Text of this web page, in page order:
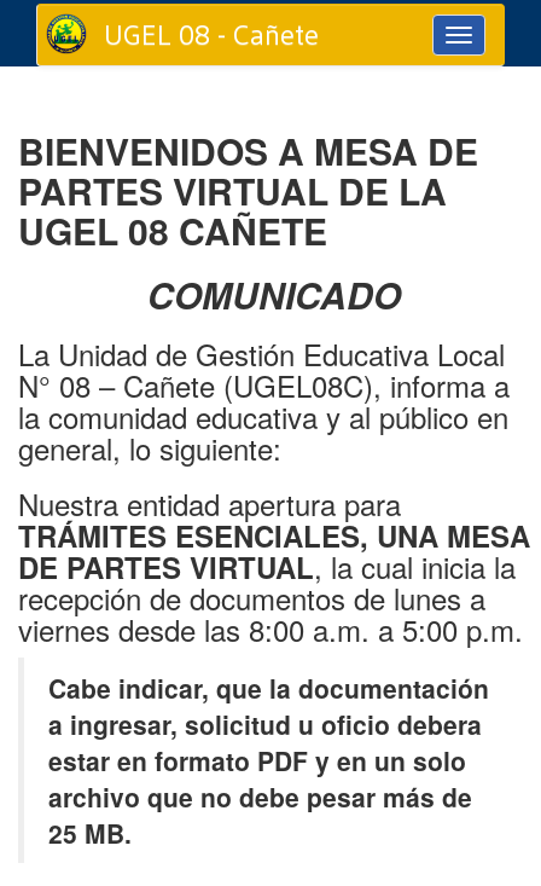
Toggle
navigation
UGEL 08 - Cañete
BIENVENIDOS A MESA DE
PARTES VIRTUAL DE LA
UGEL 08 CAÑETE
COMUNICADO
La Unidad de Gestión Educativa Local
N° 08 – Cañete (UGEL08C), informa a
la comunidad educativa y al público en
general, lo siguiente:
Nuestra entidad apertura para
TRÁMITES ESENCIALES, UNA MESA
DE PARTES VIRTUAL, la cual inicia la
recepción de documentos de lunes a
viernes desde las 8:00 a.m. a 5:00 p.m.
Cabe indicar, que la documentación
a ingresar, solicitud u oficio debera
estar en formato PDF y en un solo
archivo que no debe pesar más de
25 MB.